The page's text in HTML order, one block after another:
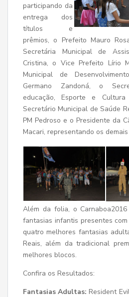
participando da
entrega dos
títulos e
prêmios, o Prefeito Mauro
Secretária Municipal de
Cristina, o Vice Prefeito Lírio
Municipal de
Germano Zandoná, o
educação, Esporte e
Secretário Municipal de Saúde
PM Pedroso e o Presidente da
Macari, representando os
Além da folia, o
fantasias infantis presentes
quatro melhores fantasias
Reais, além da tradicional
melhores blocos.
Confira os Resultados:
Fantasias Adultas: Resident